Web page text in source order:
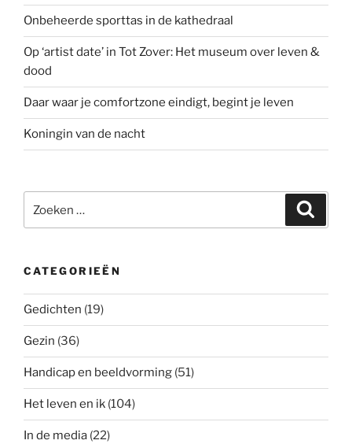
Onbeheerde sporttas in de kathedraal
Op ‘artist date’ in Tot Zover: Het museum over leven &
dood
Daar waar je comfortzone eindigt, begint je leven
Koningin van de nacht
naar:
CATEGORIEËN
Gedichten (19)
Gezin (36)
Handicap en beeldvorming (51)
Het leven en ik (104)
In de media (22)